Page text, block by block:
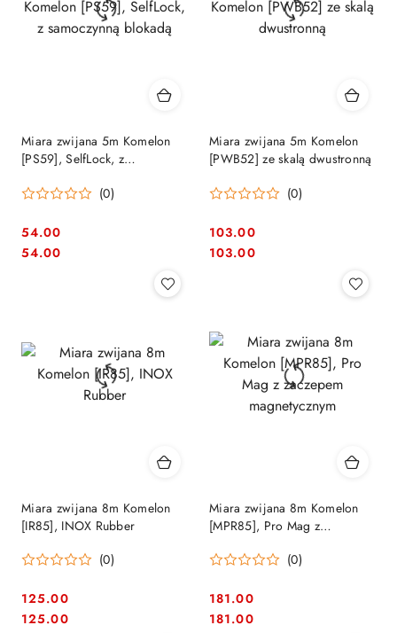
Miara zwijana 5m Komelon
[PS59], SelfLock, z
(0)
Cena:
54.00
Cena:
54.00
Miara zwijana 5m Komelon
[PWB52] ze skalą dwustronną
(0)
Cena:
103.00
Cena:
103.00
Miara zwijana 8m Komelon
[IR85], INOX Rubber
(0)
Cena:
125.00
Cena:
125.00
Miara zwijana 8m Komelon
[MPR85], Pro Mag z
(0)
Cena:
181.00
Cena:
181.00